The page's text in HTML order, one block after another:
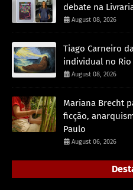
debate na
August 08, 2026
Tiago Carneiro
individual no Rio
August 08, 2026
Mariana Brecht
ficção,
Paulo
August 06, 2026